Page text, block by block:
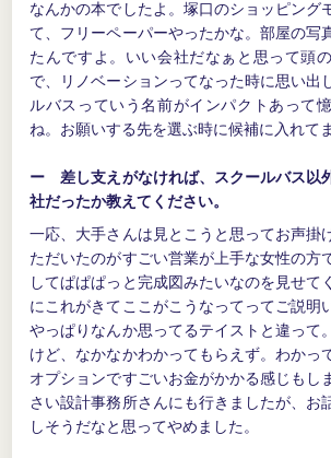
なんかの本でしたよ。塚口のショッピング
て、フリーペーパーやったかな。部屋の写
たんですよ。いい会社だなぁと思って頭
で、リノベーションってなった時に思い出
ルバスっていう名前がインパクトあって
ね。お願いする先を選ぶ時に候補に入れて
ー 差し支えがなければ、スクールバス以
社だったか教えてください。
一応、大手さんは見とこうと思ってお声掛
ただいたのがすごい営業が上手な女性の方
してぱぱぱっと完成図みたいなのを見せて
にこれがきてここがこうなってってご説明
やっぱりなんか思ってるテイストと違って
けど、なかなかわかってもらえず。わかっ
オプションですごいお金がかかる感じもし
さい設計事務所さんにも行きましたが、お
しそうだなと思ってやめました。